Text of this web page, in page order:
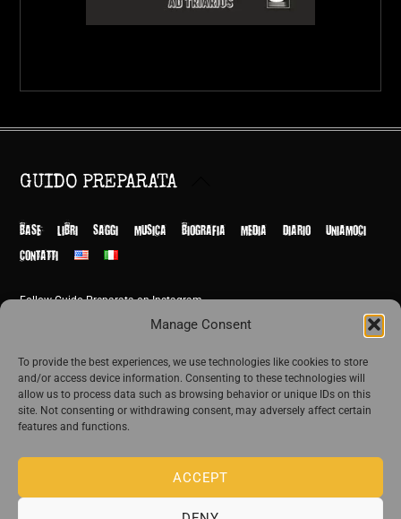
Manage Consent
To provide the best experiences, we use technologies like cookies to store
and/or access device information. Consenting to these technologies will
allow us to process data such as browsing behavior or unique IDs on this
site. Not consenting or withdrawing consent, may adversely affect certain
features and functions.
ACCEPT
Top
GUIDO PREPARATA
BASE LIBRI SAGGI MUSICA BIOGRAFIA MEDIA DIARIO
UNIAMOCI
CONTATTI
Follow Guido Preparata on Instagram
Join the exclusive list of Guido Preparata
Stay close—receive content that disturbs and reveal.